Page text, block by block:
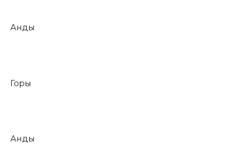
Анды
Горы
Анды